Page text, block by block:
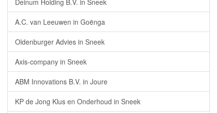
Deinum Holding B.V. in Sneek
A.C. van Leeuwen in Goënga
Oldenburger Advies in Sneek
Axis-company in Sneek
ABM Innovations B.V. in Joure
KP de Jong Klus en Onderhoud in Sneek